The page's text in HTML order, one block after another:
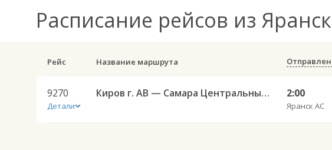
Расписание рейсов из
Рейс Название маршрута
9270
Детали
Киров г. АВ — Самара Центральный АВ 9270 2:00
Яранск АС